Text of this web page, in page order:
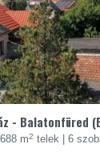
- Balatonfüred
688 m2 telek |6